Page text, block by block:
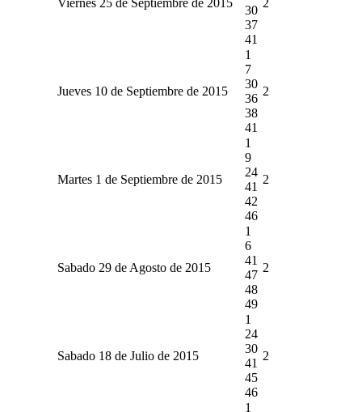
30
37
41
Jueves 10 de Septiembre de 2015
1
7
30
36
38
41
2
Martes 1 de Septiembre de 2015
1
9
24
41
42
46
2
Sabado 29 de Agosto de 2015
1
6
41
47
48
49
2
Sabado 18 de Julio de 2015
1
24
30
41
45
46
2
1